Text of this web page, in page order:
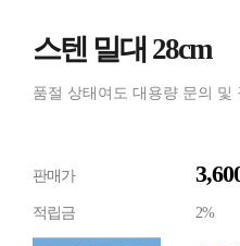
스텐 밀대 28cm
품절 상태여도 대용량 문의
판매가
적립금 2%